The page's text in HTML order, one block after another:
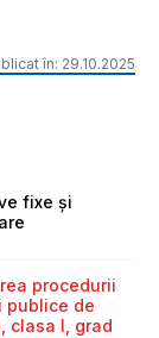
în: 29.10.2025
fixe și
procedurii
publice de
clasa I, grad